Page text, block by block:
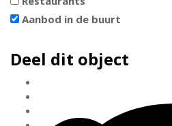
Aanbod in de buurt
Deel dit object